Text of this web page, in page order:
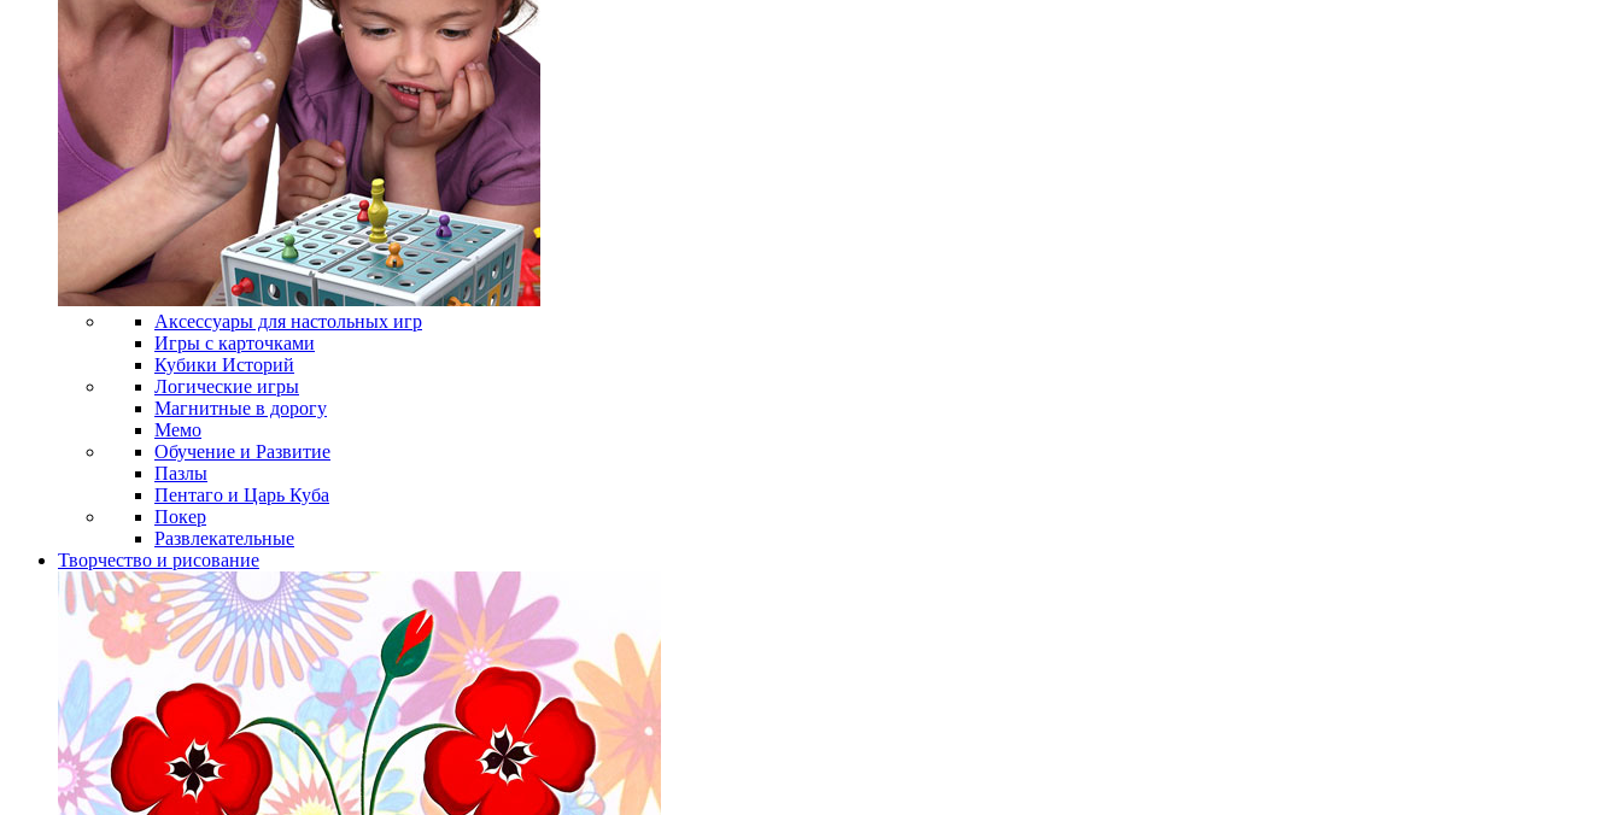
Аксессуары для настольных игр
Игры с карточками
Кубики Историй
Логические игры
Магнитные в дорогу
Мемо
Обучение и Развитие
Пазлы
Пентаго и Царь Куба
Покер
Развлекательные
Творчество и рисование